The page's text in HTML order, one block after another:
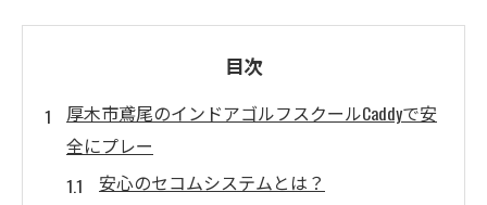
目次
厚木市鳶尾のインドアゴルフスクールCaddyで安
全にプレー
安心のセコムシステムとは？